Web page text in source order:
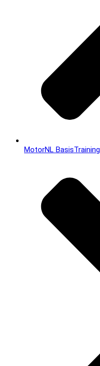
MotorNL BasisTraining